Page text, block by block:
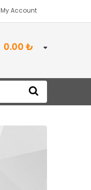
My Account
0.00 ₺